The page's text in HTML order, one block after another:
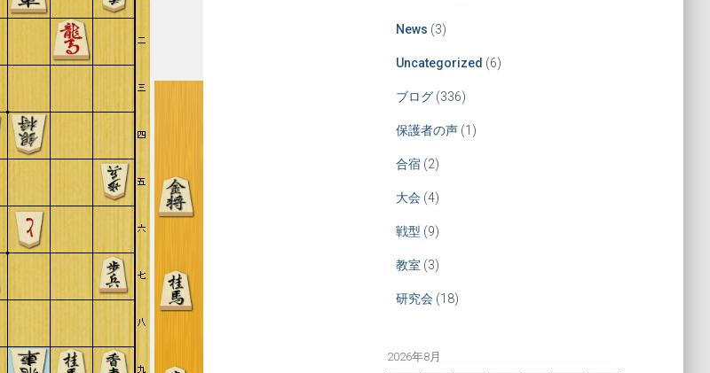
News (3)
Uncategorized (6)
ブログ(336)
保護者の声(1)
合宿(2)
大会(4)
戦型 (9)
教室 (3)
研究会(18)
2026年8月